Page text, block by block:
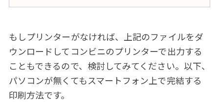
もしプリンターがなければ、上記のファイルをダ
ウンロードしてコンビニのプリンターで出力する
こともできるので、検討してみてください。以下、
パソコンが無くてもスマートフォン上で完結する
印刷方法です。